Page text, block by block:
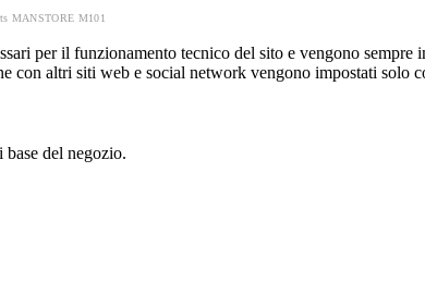
MANSTORE M101
per il funzionamento tecnico del sito e vengono
con altri siti web e social network vengono impostati solo
del negozio.